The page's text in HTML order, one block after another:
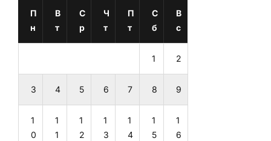
П
н
В
т
С
р
Ч
т
П
т
С
б
В
с
1 2
3 4 5 6 7 8 9
1
0
1
1
1
2
1
3
1
4
1
5
1
6